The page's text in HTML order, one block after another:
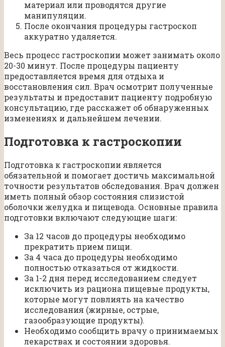
материал или проводятся другие
манипуляции.
После окончания процедуры гастроскоп
аккуратно удаляется.
Весь процесс гастроскопии может занимать около
20-30 минут. После процедуры пациенту
предоставляется время для отдыха и
восстановления сил. Врач осмотрит полученные
результаты и предоставит пациенту подробную
консультацию, где расскажет об обнаруженных
изменениях и дальнейшем лечении.
Подготовка к гастроскопии
Подготовка к гастроскопии является
обязательной и помогает достичь максимальной
точности результатов обследования. Врач должен
иметь полный обзор состояния слизистой
оболочки желудка и пищевода. Основные правила
подготовки включают следующие шаги:
За 12 часов до процедуры необходимо
прекратить прием пищи.
За 4 часа до процедуры необходимо
полностью отказаться от жидкости.
За 1-2 дня перед исследованием следует
исключить из рациона пищевые продукты,
которые могут повлиять на качество
исследования (жирные, острые,
газообразующие продукты).
Необходимо сообщить врачу о принимаемых
лекарствах и состоянии здоровья.